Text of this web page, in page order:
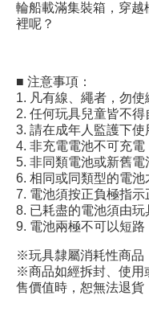
輪船載滿集裝箱，穿
裡呢？
■ 注意事項：
1. 凡有線、繩者，勿
2. 任何玩具兒童皆不
3. 請在成年人監護下使
4. 非充電電池不可充電
5. 非同類電池或新舊電
6. 相同或同類型的電池
7. 電池須按正負極指示
8. 已耗盡的電池須由玩
9. 電池兩極不可以短路
※玩具隸屬消耗性商品
※商品如經拆封、使用
售價值時，恕無法退貨